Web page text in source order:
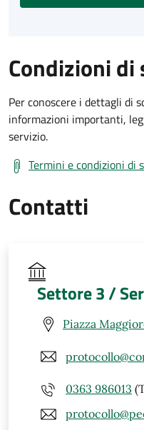
Condizioni di
Per conoscere i dettagli di
informazioni importanti,
servizio.
Termini e condizioni di
Contatti
Settore 3 /
Piazza
0363 986013